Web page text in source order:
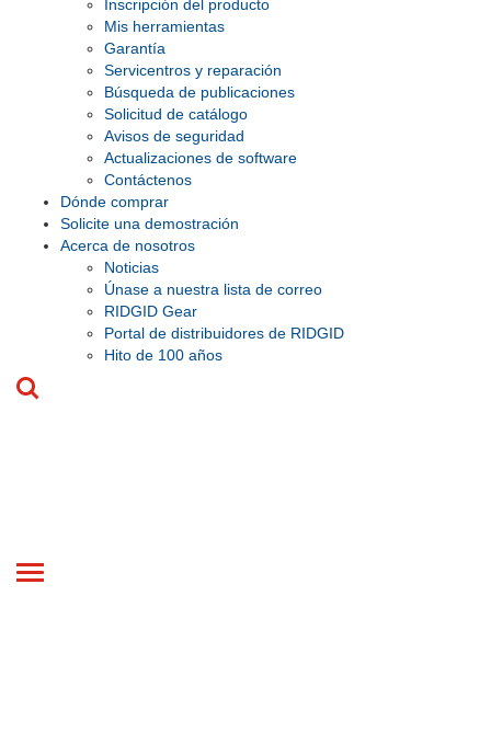
Inscripción del producto
Mis herramientas
Garantía
Servicentros y reparación
Búsqueda de publicaciones
Solicitud de catálogo
Avisos de seguridad
Actualizaciones de software
Contáctenos
Dónde comprar
Solicite una demostración
Acerca de nosotros
Noticias
Únase a nuestra lista de correo
RIDGID Gear
Portal de distribuidores de RIDGID
Hito de 100 años
Toggle